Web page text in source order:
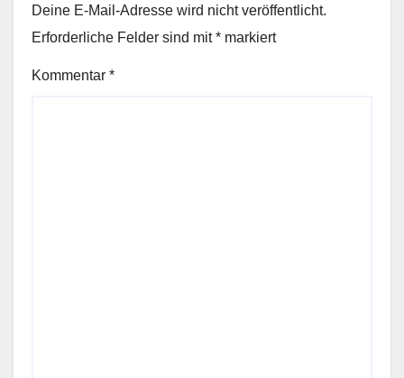
Deine E-Mail-Adresse wird nicht veröffentlicht.
Erforderliche Felder sind mit* markiert
Kommentar *